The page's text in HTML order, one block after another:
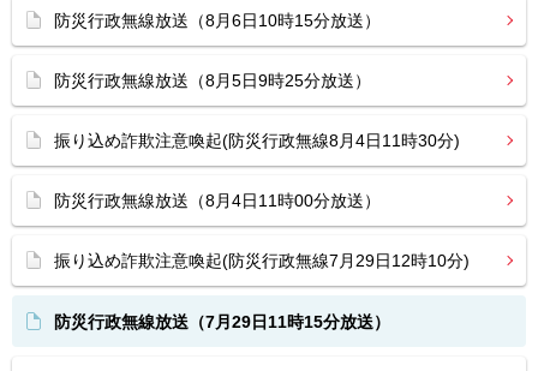
防災行政無線放送（8月6日10時15分放送）
防災行政無線放送（8月5日9時25分放送）
振り込め詐欺注意喚起(防災行政無線8月4日11時30分)
防災行政無線放送（8月4日11時00分放送）
振り込め詐欺注意喚起(防災行政無線7月29日12時10分)
防災行政無線放送（7月29日11時15分放送）